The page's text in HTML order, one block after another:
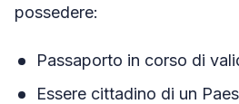
possedere:
Passaporto in corso di
Essere cittadino di un